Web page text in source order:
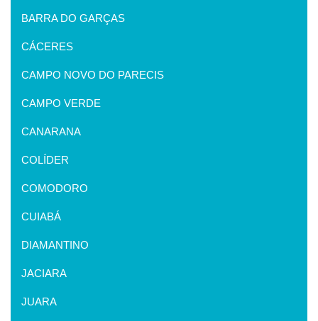
BARRA DO GARÇAS
CÁCERES
CAMPO NOVO DO PARECIS
CAMPO VERDE
CANARANA
COLÍDER
COMODORO
CUIABÁ
DIAMANTINO
JACIARA
JUARA